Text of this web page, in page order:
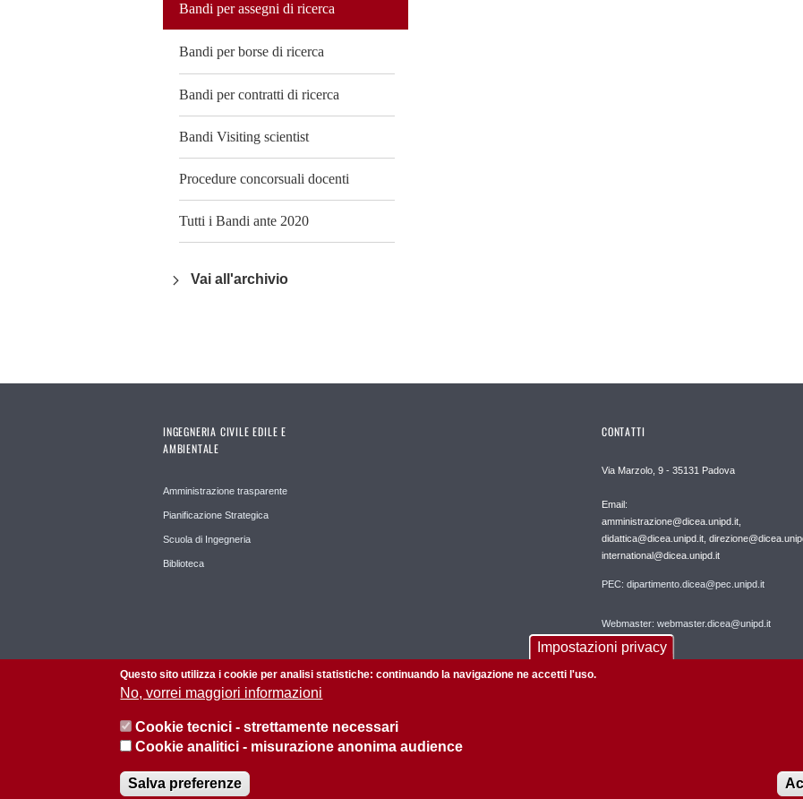
Bandi per assegni di ricerca
Bandi per borse di ricerca
Bandi per contratti di ricerca
Bandi Visiting scientist
Procedure concorsuali docenti
Tutti i Bandi ante 2020
Vai all'archivio
INGEGNERIA CIVILE EDILE E
AMBIENTALE
Amministrazione trasparente
Pianificazione Strategica
Scuola di Ingegneria
Biblioteca
CONTATTI
Via Marzolo, 9 - 35131 Padova
Email:
amministrazione@dicea.unipd.it,
didattica@dicea.unipd.it,
international@dicea.unipd.it
PEC: dipartimento.dicea@pec.unipd.it
Webmaster: webmaster.dicea@unipd.it
P.I. 00742430283 C.F. 80006480281
Impostazioni privacy
Questo sito utilizza i cookie per analisi statistiche: continuando la navigazione ne accetti l'uso.
No, vorrei maggiori informazioni
Cookie tecnici - strettamente necessari
Cookie analitici - misurazione anonima audience
Salva preferenze